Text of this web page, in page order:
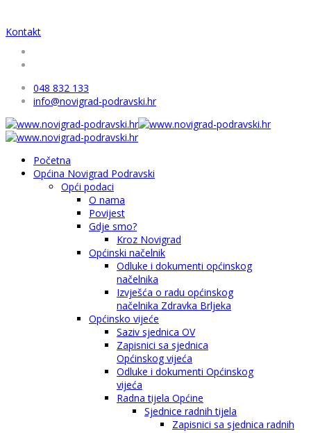
Kontakt
048 832 133
info@novigrad-podravski.hr
Početna
Općina Novigrad Podravski
Opći podaci
O nama
Povijest
Gdje smo?
Kroz Novigrad
Općinski načelnik
Odluke i dokumenti općinskog
načelnika
Izvješća o radu općinskog
načelnika Zdravka Brljeka
Općinsko vijeće
Saziv sjednica OV
Zapisnici sa sjednica
Općinskog vijeća
Odluke i dokumenti Općinskog
vijeća
Radna tijela Općine
Sjednice radnih tijela
Zapisnici sa sjednica radnih